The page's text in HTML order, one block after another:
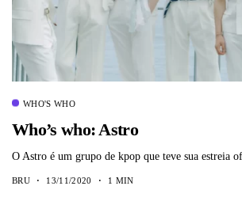
WHO'S WHO
Who’s who: Astro
O Astro é um grupo de kpop que teve sua estreia
BRU 13/11/2020 1 MIN